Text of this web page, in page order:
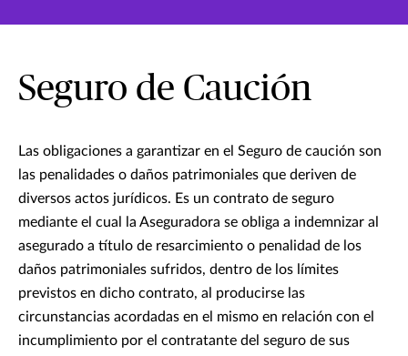
Seguro de Caución
Las obligaciones a garantizar en el Seguro de caución son
las penalidades o daños patrimoniales que deriven de
diversos actos jurídicos. Es un contrato de seguro
mediante el cual la Aseguradora se obliga a indemnizar al
asegurado a título de resarcimiento o penalidad de los
daños patrimoniales sufridos, dentro de los límites
previstos en dicho contrato, al producirse las
circunstancias acordadas en el mismo en relación con el
incumplimiento por el contratante del seguro de sus